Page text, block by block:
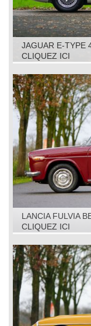
JAGUAR E-TYPE
CLIQUEZ ICI
LANCIA FULVIA
CLIQUEZ ICI